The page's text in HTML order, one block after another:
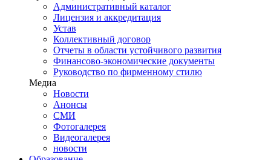
Административный каталог
Лицензия и аккредитация
Устав
Коллективный договор
Отчеты в области устойчивого развития
Финансово-экономические документы
Руководство по фирменному стилю
Медиа
Новости
Анонсы
СМИ
Фотогалерея
Видеогалерея
новости